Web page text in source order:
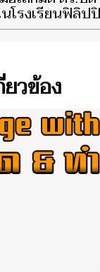
โรงเรียนฟิลิป
วข้อง